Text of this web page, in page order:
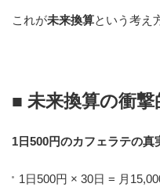
これが未来換算という考え
■ 未来換算の衝撃
1日500円のカフェラテの真
1日500円 × 30日 = 月